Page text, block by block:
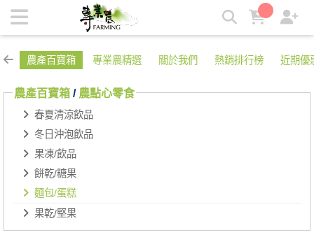
麵包/蛋糕 | 專業農
農產百寶箱 專業農精選 關於我們 熱銷排行榜 近期優
農產百寶箱 / 農點心零食
春夏清涼飲品
冬日沖泡飲品
果凍/飲品
餅乾/糖果
麵包/蛋糕
果乾/堅果